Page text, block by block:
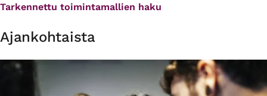
Tarkennettu toimintamallien haku
Ajankohtaista